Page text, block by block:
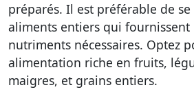
préparés. Il est préférable de
aliments entiers qui fournissent
nutriments nécessaires. Optez
alimentation riche en fruits,
maigres, et grains entiers.